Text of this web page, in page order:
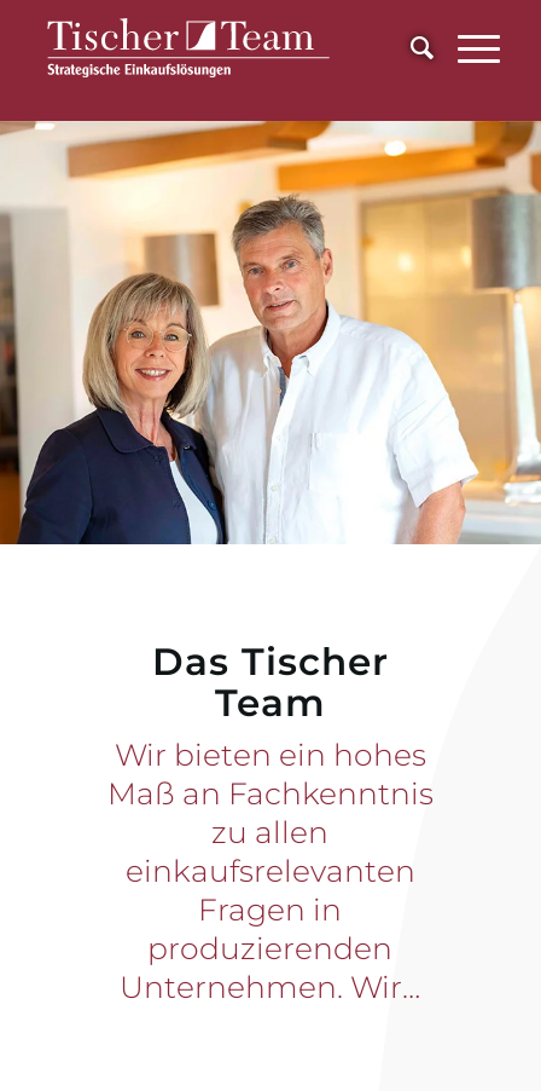
Das Tischer
Team
Wir bieten ein hohes
Maß an Fachkenntnis
zu allen
einkaufsrelevanten
Fragen in
produzierenden
Unternehmen. Wir…